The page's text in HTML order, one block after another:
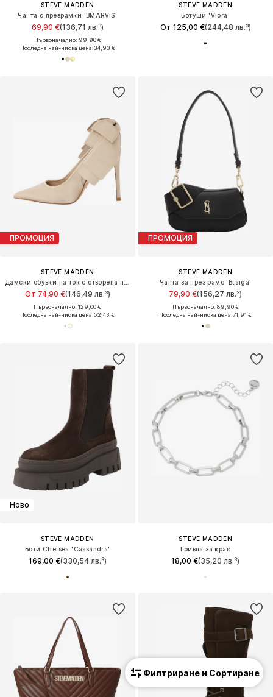
STEVE MADDEN
Чанта с презрамки 'BMARVIS'
69,90 €(136,71 лв.³)
Първоначално: 99,90 €
Последна най-ниска цена:34,93 €
STEVE MADDEN
Ботуши 'Vlora'
От 125,00 €(244,48 лв.³)
ПРОМОЦИЯ
STEVE MADDEN
От 74,90 €(146,49 лв.³)
Първоначално: 129,00 €
Последна най-ниска цена:52,43 €
ПРОМОЦИЯ
STEVE MADDEN
Чанта за през рамо 'Btaiga'
79,90 €(156,27 лв.³)
Първоначално: 89,90 €
Последна най-ниска цена:71,91 €
Ново
STEVE MADDEN
Боти Chelsea 'Cassandra'
169,00 €(330,54 лв.³)
STEVE MADDEN
Гривна за крак
18,00 €(35,20 лв.³)
Филтриране и Сортиране